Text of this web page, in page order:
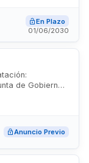
En Plazo
01/06/2030
de Gobierno
Anuncio Previo